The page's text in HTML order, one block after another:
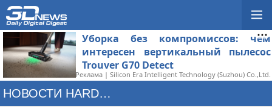
Уборка без компромиссов: чем
интересен вертикальный пылесос
Trouver G70 Detect
Реклама | Silicon Era Intelligent Technology (Suzhou) Co.,Ltd.
НОВОСТИ HARDWARE